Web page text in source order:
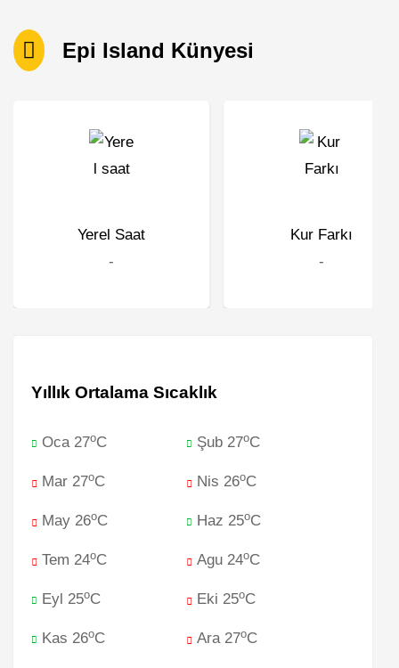
Epi Island Künyesi
Yerel Saat
-
Kur Farkı
-
Yıllık Ortalama Sıcaklık
Oca 27oC Şub 27oC
Mar 27oC Nis 26oC
May 26oC Haz 25oC
Tem 24oC Agu 24oC
Eyl 25oC Eki 25oC
Kas 26oC Ara 27oC